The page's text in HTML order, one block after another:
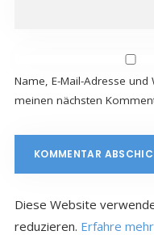
Name, E-Mail-Adresse
meinen nächsten
Diese Website
reduzieren. Erfahre